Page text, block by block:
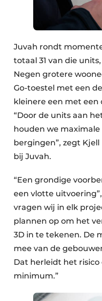
Juvah rondt
totaal 31 van die
Negen grotere
Go-toestel met een
kleinere een met een
“Door de units aan
houden we
bergingen”, zegt
bij Juvah.
“Een grondige
een vlotte
vragen wij in elk
plannen op om het
3D in te tekenen. De
mee van de
Dat herleidt het
minimum.”